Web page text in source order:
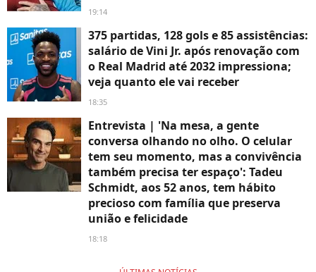
19:14
375 partidas, 128 gols e 85 assistências:
salário de Vini Jr. após renovação com
o Real Madrid até 2032 impressiona;
veja quanto ele vai receber
18:35
Entrevista | 'Na mesa, a gente
conversa olhando no olho. O celular
tem seu momento, mas a convivência
também precisa ter espaço': Tadeu
Schmidt, aos 52 anos, tem hábito
precioso com família que preserva
união e felicidade
18:18